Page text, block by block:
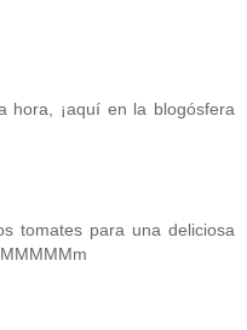
hora, ¡aquí en la blogósfera
tomates para una deliciosa